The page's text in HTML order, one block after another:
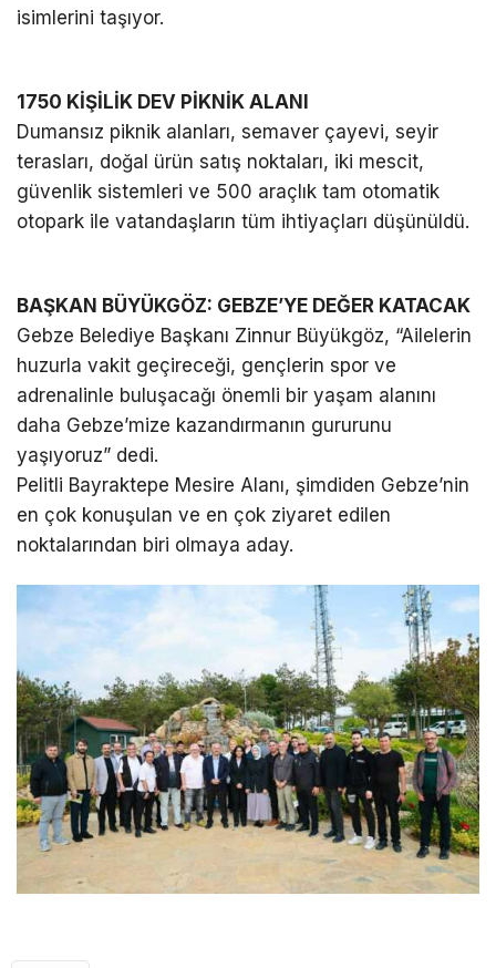
isimlerini taşıyor.
1750 KİŞİLİK DEV PİKNİK ALANI
Dumansız piknik alanları, semaver çayevi, seyir
terasları, doğal ürün satış noktaları, iki mescit,
güvenlik sistemleri ve 500 araçlık tam otomatik
otopark ile vatandaşların tüm ihtiyaçları düşünüldü.
BAŞKAN BÜYÜKGÖZ: GEBZE’YE DEĞER KATACAK
Gebze Belediye Başkanı Zinnur Büyükgöz, “Ailelerin
huzurla vakit geçireceği, gençlerin spor ve
adrenalinle buluşacağı önemli bir yaşam alanını
daha Gebze’mize kazandırmanın gururunu
yaşıyoruz” dedi.
Pelitli Bayraktepe Mesire Alanı, şimdiden Gebze’nin
en çok konuşulan ve en çok ziyaret edilen
noktalarından biri olmaya aday.